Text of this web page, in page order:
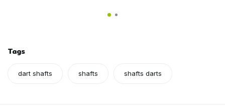
Tags
dart shafts shafts shafts darts